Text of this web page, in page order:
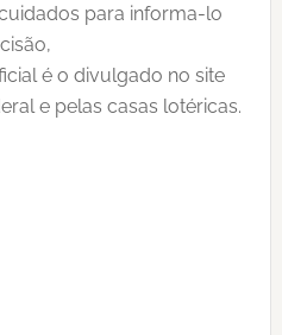
para informa-lo
é o divulgado no site
e pelas casas lotéricas.